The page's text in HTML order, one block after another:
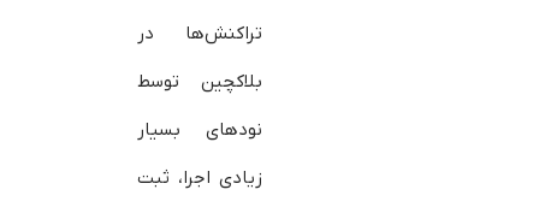
تراکنش‌ها در
بلاکچین توسط
نودهای بسیار
زیادی اجرا، ثبت